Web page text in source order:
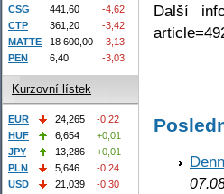
Další
CSG
441,60
-4,62
CTP
361,20
-3,42
MATTE
18 600,00
-3,13
PEN
6,40 -3,03
Kurzovní lístek
EUR 24,265
-0,22
HUF
6,654
+0,01
JPY
13,286
+0,01
PLN
5,646
-0,24
USD
21,039 -0,30